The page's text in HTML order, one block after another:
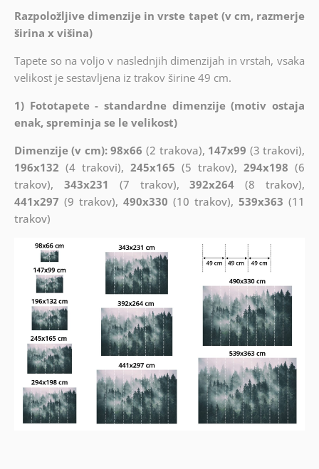
Razpoložljive dimenzije in vrste tapet (v cm, razmerje
širina x višina)
Tapete so na voljo v naslednjih dimenzijah in vrstah, vsaka
velikost je sestavljena iz trakov širine 49 cm.
1) Fototapete - standardne dimenzije (motiv ostaja
enak, spreminja se le velikost)
Dimenzije (v cm): 98x66 (2 trakova), 147x99 (3 trakovi),
196x132 (4 trakovi), 245x165 (5 trakov),294x198 (6
trakov), 343x231 (7 trakov),392x264 (8 trakov),
441x297 (9 trakov), 490x330 (10 trakov),539x363 (11
trakov)